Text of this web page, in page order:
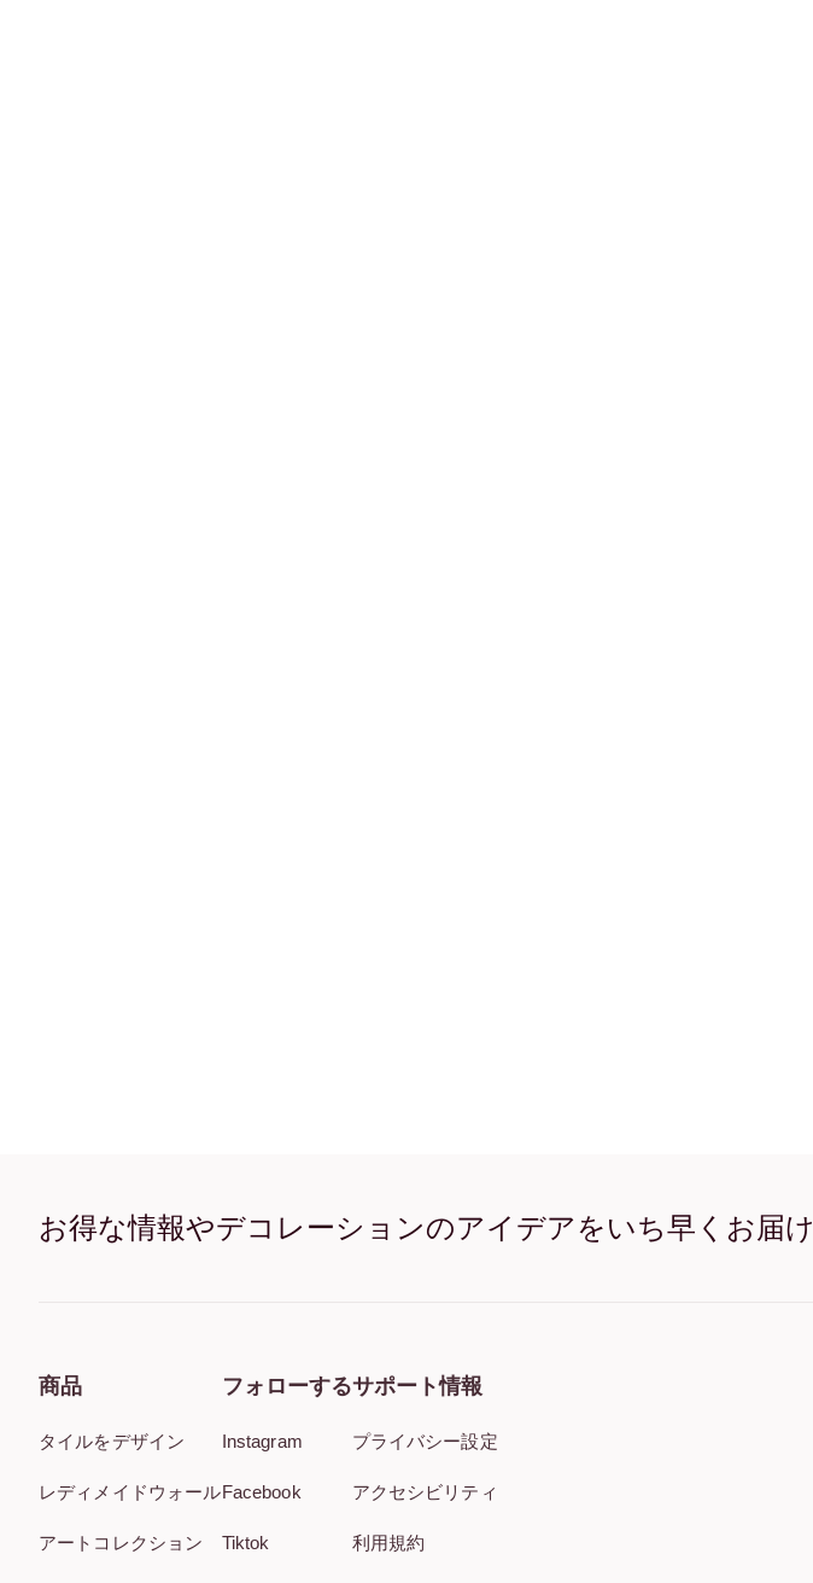
お得な情報やデコレーションのアイデアをいち早くお届け
商品
タイルをデザイン
レディメイドウォール
アートコレクション
フォローする
Instagram
Facebook
Tiktok
サポート情報
プライバシー設定
アクセシビリティ
利用規約